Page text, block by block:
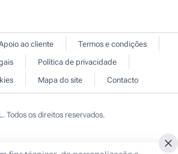
ao cliente
Termos e condições
Política de privacidade
Mapa do site Contacto
Todos os direitos reservados.